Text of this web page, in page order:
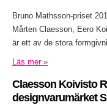
Bruno Mathsson-priset
Mårten Claesson, Eero
är ett av de stora
Läs mer »
Claesson Koivisto
designvarumärket